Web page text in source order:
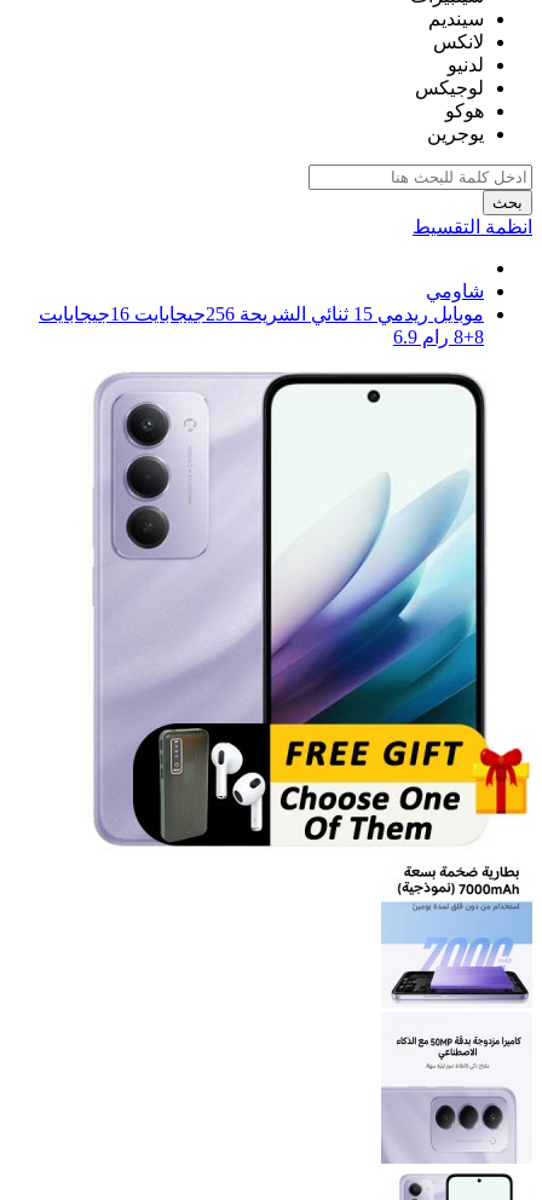
سينديم
لانكس
لدنيو
لوجيكس
هوكو
يوجرين
بحث
انظمة التقسيط
شاومي
موبايل ريدمي 15 ثنائي الشريحة 256جيجابايت 16جيجابايت
8+8 رام 6.9